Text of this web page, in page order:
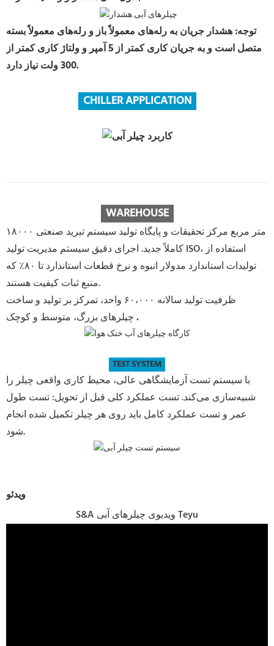
توجه: هشدار جریان به رله‌های معمولاً باز و رله‌های معمولاً بسته
متصل است و به جریان کاری کمتر از 5 آمپر و ولتاژ کاری کمتر از
300 ولت نیاز دارد.
CHILLER APPLICATION
WAREHOUSE
۱۸۰۰۰ متر مربع مرکز تحقیقات و پایگاه تولید سیستم تبرید صنعتی
کاملاً جدید. اجرای دقیق سیستم مدیریت تولید ISO، استفاده از
تولیدات استاندارد مدولار انبوه و نرخ قطعات استاندارد تا ۸۰٪ که
منبع ثبات کیفیت هستند.
ظرفیت تولید سالانه ۶۰،۰۰۰ واحد، تمرکز بر تولید و ساخت
.
TEST SYSTEM
با سیستم تست آزمایشگاهی عالی، محیط کاری واقعی چیلر را
شبیه‌سازی می‌کند. تست عملکرد کلی قبل از تحویل: تست طول
عمر و تست عملکرد کامل باید روی هر چیلر تکمیل شده انجام
شود.
ویدئو
S&A ویدیوی چیلرهای آبی Teyu